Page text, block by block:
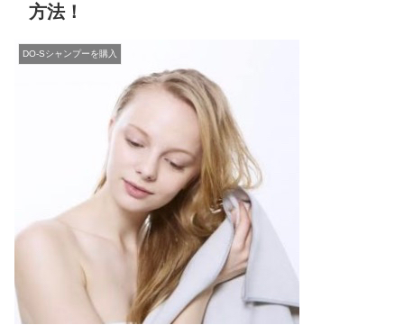
方法！
DO-Sシャンプーを購入